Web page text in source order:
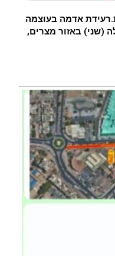
אדמה בעוצמה
(שני) באזור מצרים,